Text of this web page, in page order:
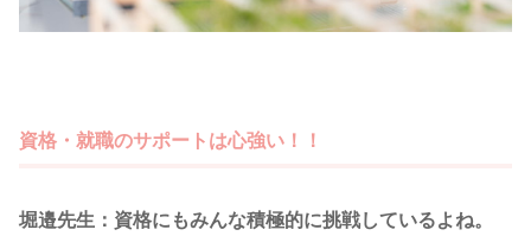
資格・就職のサポートは心強い！！
堀邉先生：資格にもみんな積極的に挑戦しているよね。